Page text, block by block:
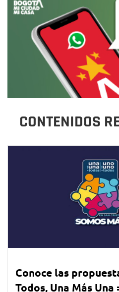
CONTENIDOS
Conoce las
Todos, Una Más Una